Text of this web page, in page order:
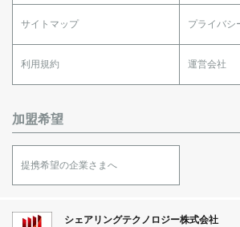
サイトマップ プライバシ
利用規約 運営会社
加盟希望
提携希望の企業さまへ
シェアリングテクノロジー株式会社